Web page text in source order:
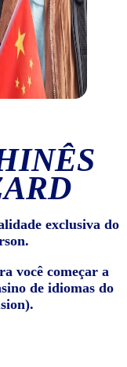
exclusiva do
você começar a
de idiomas do